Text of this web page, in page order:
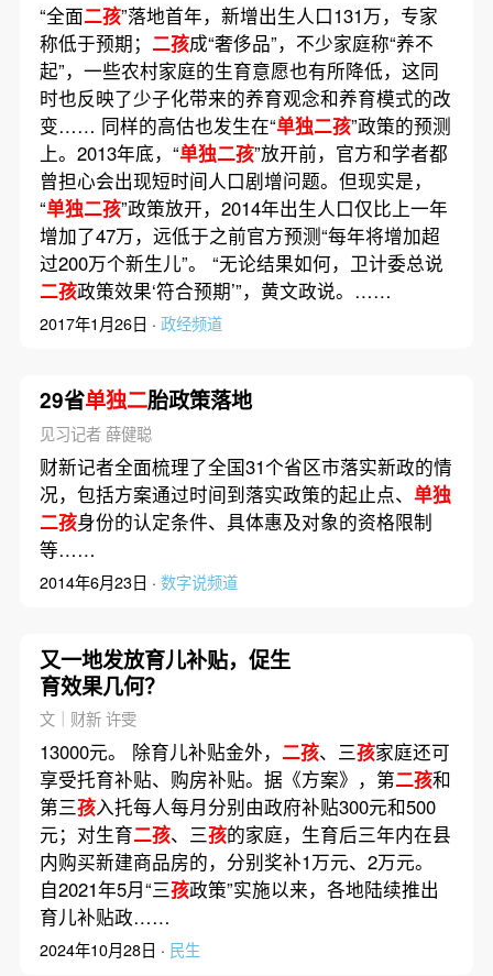
“全面二孩”落地首年，新增出生人口131万，专家
称低于预期； 二孩成“奢侈品”，不少家庭称“养不
起”，一些农村家庭的生育意愿也有所降低，这同
时也反映了少子化带来的养育观念和养育模式的改
变…… 同样的高估也发生在“单独二孩”政策的预测
上。2013年底，“单独二孩”放开前，官方和学者都
曾担心会出现短时间人口剧增问题。但现实是，
“单独二孩”政策放开，2014年出生人口仅比上一年
增加了47万，远低于之前官方预测“每年将增加超
过200万个新生儿”。 “无论结果如何，卫计委总说
二孩政策效果‘符合预期’”，黄文政说。……
2017年1月26日 · 政经频道
29省单独二胎政策落地
见习记者 薛健聪
财新记者全面梳理了全国31个省区市落实新政的情
况，包括方案通过时间到落实政策的起止点、 单独
二孩身份的认定条件、具体惠及对象的资格限制
等……
2014年6月23日 · 数字说频道
又一地发放育儿补贴，促生
育效果几何？
文｜财新 许雯
13000元。 除育儿补贴金外， 二孩、三孩家庭还可
享受托育补贴、购房补贴。据《方案》，第二孩和
第三孩入托每人每月分别由政府补贴300元和500
元；对生育二孩、三孩的家庭，生育后三年内在县
内购买新建商品房的，分别奖补1万元、2万元。
自2021年5月“三孩政策”实施以来，各地陆续推出
育儿补贴政……
2024年10月28日 · 民生